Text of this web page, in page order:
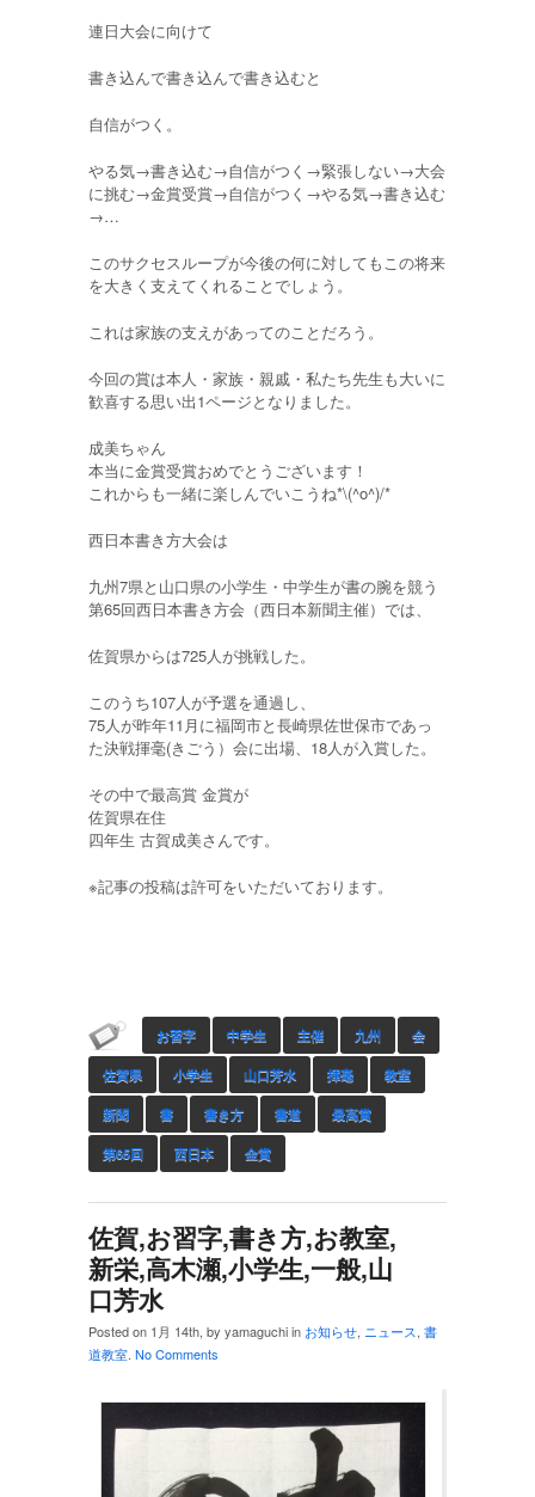
連日大会に向けて
書き込んで書き込んで書き込むと
自信がつく。
やる気→書き込む→自信がつく→緊張しない→大会
に挑む→金賞受賞→自信がつく→やる気→書き込む
→…
このサクセスループが今後の何に対してもこの将来
を大きく支えてくれることでしょう。
これは家族の支えがあってのことだろう。
今回の賞は本人・家族・親戚・私たち先生も大いに
歓喜する思い出1ページとなりました。
成美ちゃん
本当に金賞受賞おめでとうございます！
これからも一緒に楽しんでいこうね*\(^o^)/*
西日本書き方大会は
九州7県と山口県の小学生・中学生が書の腕を競う
第65回西日本書き方会（西日本新聞主催）では、
佐賀県からは725人が挑戦した。
このうち107人が予選を通過し、
75人が昨年11月に福岡市と長崎県佐世保市であっ
た決戦揮毫(きごう）会に出場、18人が入賞した。
その中で最高賞 金賞が
佐賀県在住
四年生 古賀成美さんです。
※記事の投稿は許可をいただいております。
お習字 中学生 主催 九州 会
佐賀県 小学生 山口芳水 揮毫 教室
新聞 書 書き方 書道 最高賞
第65回 西日本 金賞
佐賀,お習字,書き方,お教室,
新栄,高木瀬,小学生,一般,山
口芳水
Posted on 1月 14th, by yamaguchi in お知らせ, ニュース, 書
道教室. No Comments